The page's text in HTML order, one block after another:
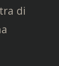
di